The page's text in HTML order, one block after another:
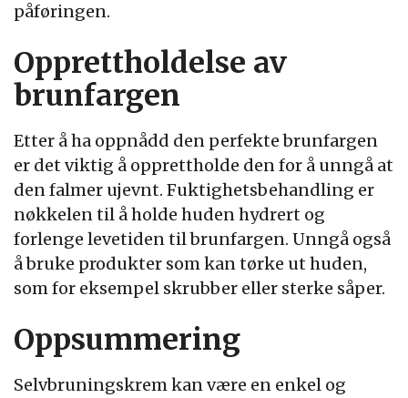
påføringen.
Opprettholdelse av
brunfargen
Etter å ha oppnådd den perfekte brunfargen
er det viktig å opprettholde den for å unngå at
den falmer ujevnt. Fuktighetsbehandling er
nøkkelen til å holde huden hydrert og
forlenge levetiden til brunfargen. Unngå også
å bruke produkter som kan tørke ut huden,
som for eksempel skrubber eller sterke såper.
Oppsummering
Selvbruningskrem kan være en enkel og